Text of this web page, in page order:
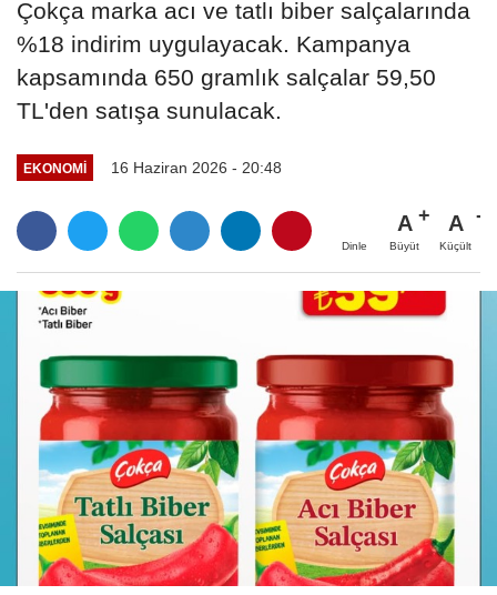
Çokça marka acı ve tatlı biber salçalarında
%18 indirim uygulayacak. Kampanya
kapsamında 650 gramlık salçalar 59,50
TL'den satışa sunulacak.
EKONOMI 16 Haziran 2026 - 20:48
Dinle
A
Büyüt
A
Küçült